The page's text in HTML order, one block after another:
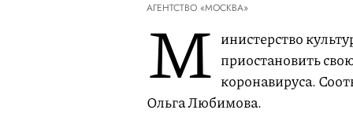
АГЕНТСТВО «МОСКВА»
М инистерство
приостановить
коронавируса.
Ольга Любимова.